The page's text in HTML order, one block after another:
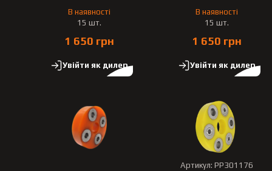
В наявності
15 шт.
1 650 грн
Увійти як дилер
В наявності
15 шт.
1 650 грн
Увійти як дилер
Артикул: PP301176